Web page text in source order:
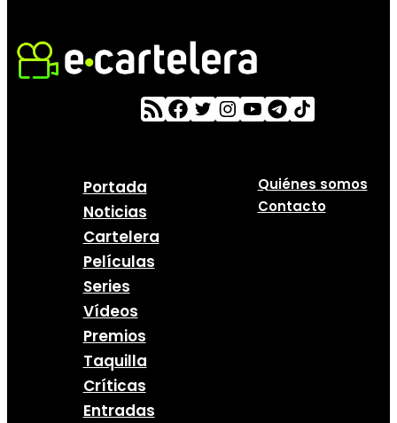
Portada
Noticias
Cartelera
Películas
Series
Vídeos
Premios
Taquilla
Críticas
Entradas
Quiénes somos
Contacto